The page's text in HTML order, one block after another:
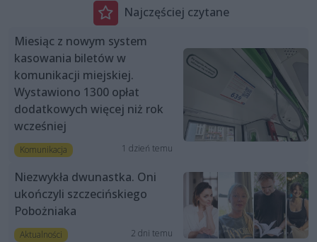
Najczęściej czytane
Miesiąc z nowym system
kasowania biletów w
komunikacji miejskiej.
Wystawiono 1300 opłat
dodatkowych więcej niż rok
wcześniej
Komunikacja 1 dzień temu
Niezwykła dwunastka. Oni
ukończyli szczecińskiego
Pobożniaka
Aktualności 2 dni temu